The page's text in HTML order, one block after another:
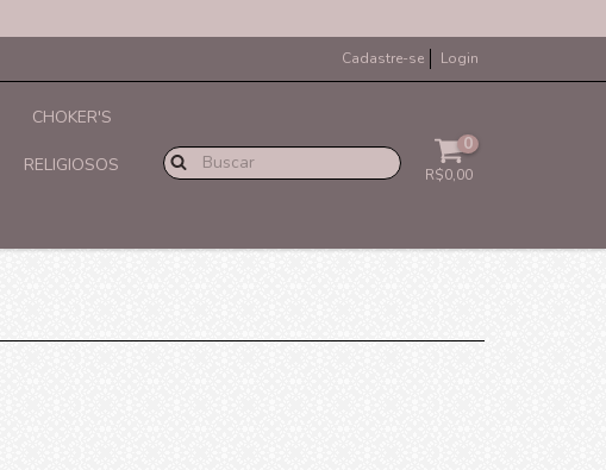
Cadastre-se Login
CHOKER'S
RELIGIOSOS
0
R$0,00